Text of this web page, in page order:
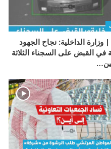
| وزارة الداخلية: نجاح الجهود
في القبض على السجناء الثلاثة